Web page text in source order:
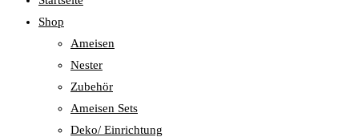
Shop
Ameisen
Nester
Zubehör
Ameisen Sets
Deko/ Einrichtung